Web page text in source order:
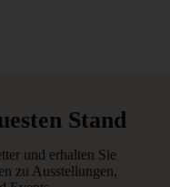
Stand
und erhalten Sie
zu Ausstellungen,